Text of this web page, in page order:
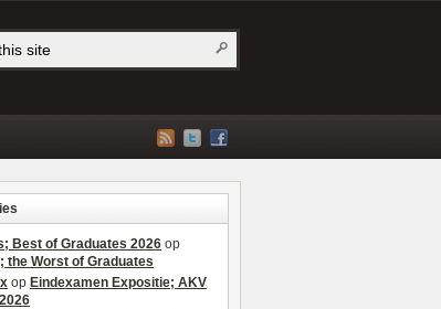
Best of Graduates 2026 op
the Worst of Graduates
op Eindexamen Expositie; AKV